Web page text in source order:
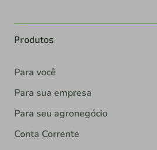
Produtos
Para você
Para sua empresa
Para seu agronegócio
Conta Corrente